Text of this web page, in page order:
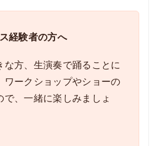
経験者の方へ
な方、生演奏で踊ることに
ワークショップやショーの
、一緒に楽しみましょ